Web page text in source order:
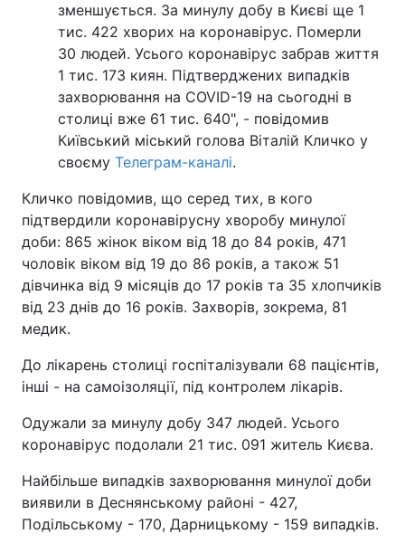
зменшується. За минулу добу в Києві ще 1
тис. 422 хворих на коронавірус. Померли
30 людей. Усього коронавірус забрав життя
1 тис. 173 киян. Підтверджених випадків
захворювання на COVID-19 на сьогодні в
столиці вже 61 тис. 640", - повідомив
Київський міський голова Віталій Кличко у
своєму Телеграм-каналі.
Кличко повідомив, що серед тих, в кого
підтвердили коронавірусну хворобу минулої
доби: 865 жінок віком від 18 до 84 років, 471
чоловік віком від 19 до 86 років, а також 51
дівчинка від 9 місяців до 17 років та 35 хлопчиків
від 23 днів до 16 років. Захворів, зокрема, 81
медик.
До лікарень столиці госпіталізували 68 пацієнтів,
інші - на самоізоляції, під контролем лікарів.
Одужали за минулу добу 347 людей. Усього
коронавірус подолали 21 тис. 091 житель Києва.
Найбільше випадків захворювання минулої доби
виявили в Деснянському районі - 427,
Подільському - 170, Дарницькому - 159 випадків.